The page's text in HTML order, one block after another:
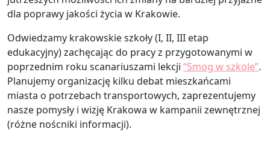
dla poprawy jakości życia w Krakowie.
Odwiedzamy krakowskie szkoły (I, II, III etap
edukacyjny) zachęcając do pracy z przygotowanymi w
poprzednim roku scanariuszami lekcji “Smog w szkole”.
Planujemy organizację kilku debat mieszkańcami
miasta o potrzebach transportowych, zaprezentujemy
nasze pomysły i wizję Krakowa w kampanii zewnętrznej
(różne noścniki informacji).